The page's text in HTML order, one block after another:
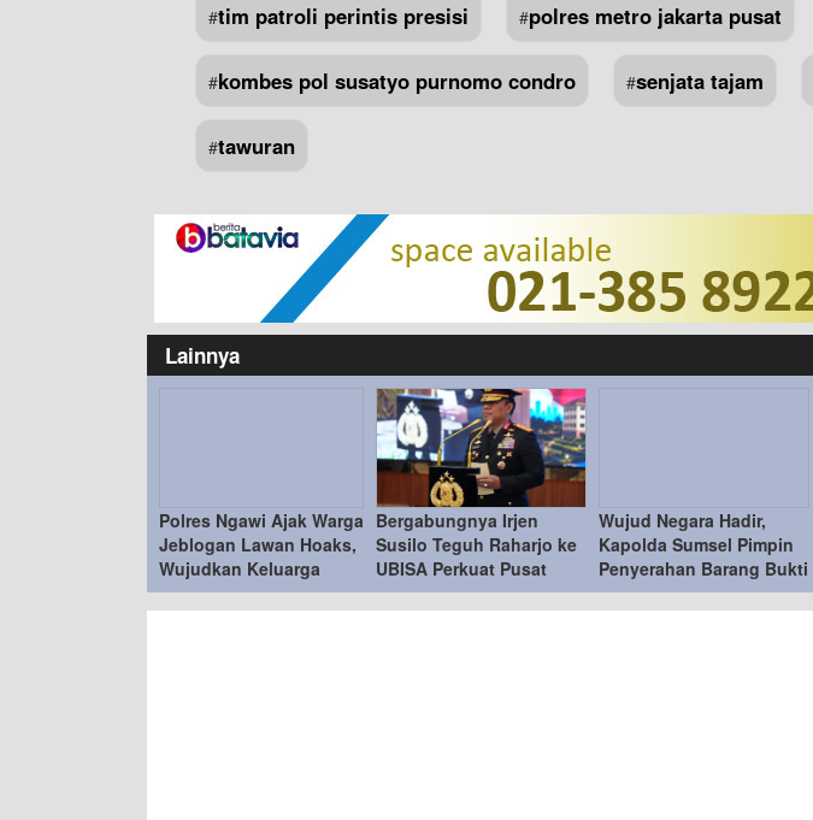
#tim patroli perintis presisi #polres metro jakarta pusat
#kombes pol susatyo purnomo condro #senjata tajam
#tawuran
Lainnya
Polres Ngawi Ajak Warga
Jeblogan Lawan Hoaks,
Wujudkan Keluarga
Sadar Hukum
Bergabungnya Irjen
Susilo Teguh Raharjo ke
UBISA Perkuat Pusat
Studi Kepolisian
Wujud Negara Hadir,
Kapolda Sumsel Pimpin
Penyerahan Barang Bukti
Kejahatan ke Korban